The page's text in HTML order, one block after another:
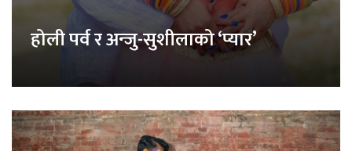
होली पर्व र अन्जु-सुशीलाको ‘प्यार’